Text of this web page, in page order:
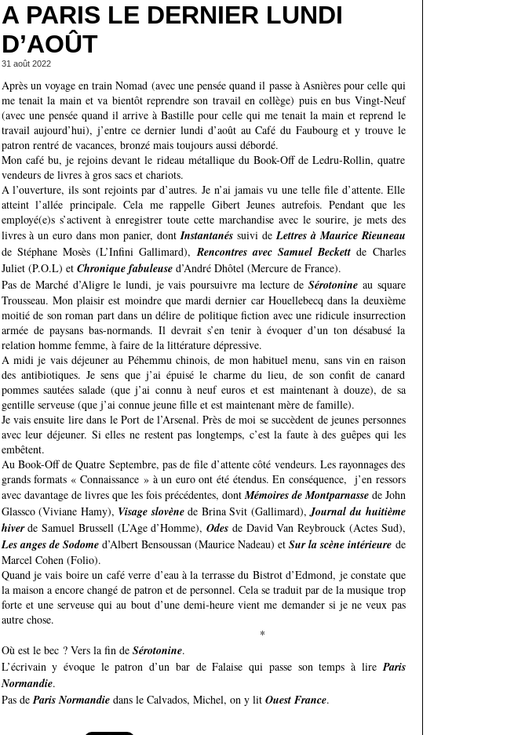
A PARIS LE DERNIER LUNDI
D’AOÛT
31 août 2022
Après un voyage en train Nomad (avec une pensée quand il passe à Asnières pour celle qui
me tenait la main et va bientôt reprendre son travail en collège) puis en bus Vingt-Neuf
(avec une pensée quand il arrive à Bastille pour celle qui me tenait la main et reprend le
travail aujourd’hui), j’entre ce dernier lundi d’août au Café du Faubourg et y trouve le
patron rentré de vacances, bronzé mais toujours aussi débordé.
Mon café bu, je rejoins devant le rideau métallique du Book-Off de Ledru-Rollin, quatre
vendeurs de livres à gros sacs et chariots.
A l’ouverture, ils sont rejoints par d’autres. Je n’ai jamais vu une telle file d’attente. Elle
atteint l’allée principale. Cela me rappelle Gibert Jeunes autrefois. Pendant que les
employé(e)s s’activent à enregistrer toute cette marchandise avec le sourire, je mets des
livres à un euro dans mon panier, dontInstantanéssuivi deLettres à Maurice Rieuneau
de Stéphane Mosès (L’Infini Gallimard),Rencontres avec Samuel Beckett de Charles
Juliet (P.O.L) et Chronique fabuleused’André Dhôtel (Mercure de France).
Pas de Marché d’Aligre le lundi, je vais poursuivre ma lecture deSérotonine au square
Trousseau. Mon plaisir est moindre que mardi dernier car Houellebecq dans la deuxième
moitié de son roman part dans un délire de politique fiction avec une ridicule insurrection
armée de paysans bas-normands. Il devrait s’en tenir à évoquer d’un ton désabusé la
relation homme femme, à faire de la littérature dépressive.
A midi je vais déjeuner au Péhemmu chinois, de mon habituel menu, sans vin en raison
des antibiotiques. Je sens que j’ai épuisé le charme du lieu, de son confit de canard
pommes sautées salade (que j’ai connu à neuf euros et est maintenant à douze), de sa
gentille serveuse (que j’ai connue jeune fille et est maintenant mère de famille).
Je vais ensuite lire dans le Port de l’Arsenal. Près de moi se succèdent de jeunes personnes
avec leur déjeuner. Si elles ne restent pas longtemps, c’est la faute à des guêpes qui les
embêtent.
Au Book-Off de Quatre Septembre, pas de file d’attente côté vendeurs. Les rayonnages des
grands formats « Connaissance » à un euro ont été étendus. En conséquence, j’en ressors
avec davantage de livres que les fois précédentes, dontMémoires de Montparnassede John
Glassco (Viviane Hamy), Visage slovènede Brina Svit (Gallimard),Journal du huitième
hiverde Samuel Brussell (L’Age d’Homme), Odes de David Van Reybrouck (Actes Sud),
Les anges de Sodomed’Albert Bensoussan (Maurice Nadeau) etSur la scène intérieure de
Marcel Cohen (Folio).
Quand je vais boire un café verre d’eau à la terrasse du Bistrot d’Edmond, je constate que
la maison a encore changé de patron et de personnel. Cela se traduit par de la musique trop
forte et une serveuse qui au bout d’une demi-heure vient me demander si je ne veux pas
autre chose.
*
Où est le bec ? Vers la fin de Sérotonine.
L’écrivain y évoque le patron d’un bar de Falaise qui passe son temps à lireParis
Normandie.
Pas deParis Normandiedans le Calvados, Michel, on y lit Ouest France.